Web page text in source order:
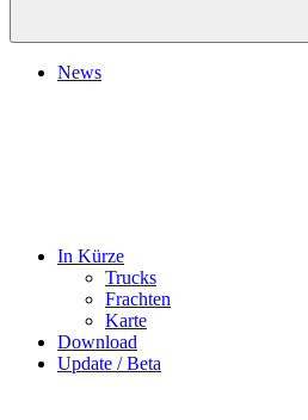
News
In Kürze
Trucks
Frachten
Karte
Download
Update / Beta